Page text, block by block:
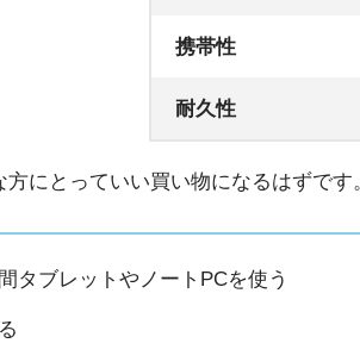
携帯性
耐久性
にとっていい買い物になるはずです
タブレットやノートPCを使う